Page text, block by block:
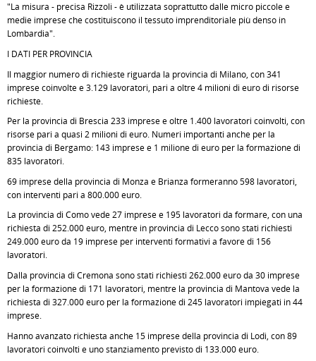
"La misura - precisa Rizzoli - è utilizzata soprattutto dalle micro piccole e
medie imprese che costituiscono il tessuto imprenditoriale più denso in
Lombardia".
I DATI PER PROVINCIA
Il maggior numero di richieste riguarda la provincia di Milano, con 341
imprese coinvolte e 3.129 lavoratori, pari a oltre 4 milioni di euro di risorse
richieste.
Per la provincia di Brescia 233 imprese e oltre 1.400 lavoratori coinvolti, con
risorse pari a quasi 2 milioni di euro. Numeri importanti anche per la
provincia di Bergamo: 143 imprese e 1 milione di euro per la formazione di
835 lavoratori.
69 imprese della provincia di Monza e Brianza formeranno 598 lavoratori,
con interventi pari a 800.000 euro.
La provincia di Como vede 27 imprese e 195 lavoratori da formare, con una
richiesta di 252.000 euro, mentre in provincia di Lecco sono stati richiesti
249.000 euro da 19 imprese per interventi formativi a favore di 156
lavoratori.
Dalla provincia di Cremona sono stati richiesti 262.000 euro da 30 imprese
per la formazione di 171 lavoratori, mentre la provincia di Mantova vede la
richiesta di 327.000 euro per la formazione di 245 lavoratori impiegati in 44
imprese.
Hanno avanzato richiesta anche 15 imprese della provincia di Lodi, con 89
lavoratori coinvolti e uno stanziamento previsto di 133.000 euro.